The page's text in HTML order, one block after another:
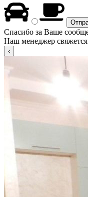
Спасибо за Ваше
Наш менеджер